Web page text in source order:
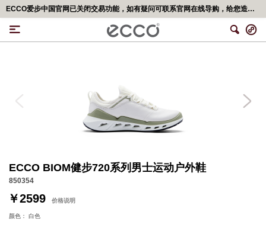
ECCO BIOM健步720系列男士运动户外鞋
850354
￥2599 价格说明
颜色： 白色
ECCO爱步中国官网已关闭交易功能，如有疑问可联系官网在线导购，给您造成不便，深表歉意！更多精彩优惠活动,可移步<ECCO爱步官网小程序>